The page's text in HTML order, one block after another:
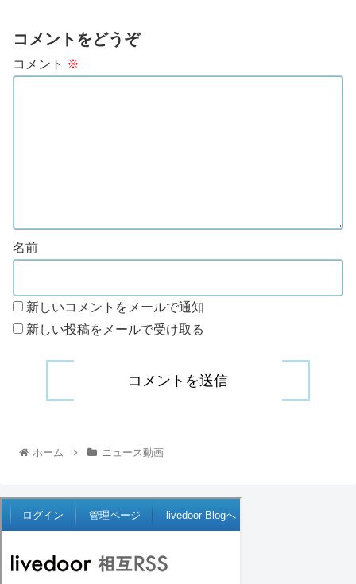
コメントをどうぞ
コメント ※
名前
新しいコメントをメールで通知
新しい投稿をメールで受け取る
ホーム ニュース動画